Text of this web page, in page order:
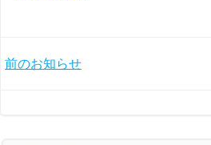
Post
前のお知らせ